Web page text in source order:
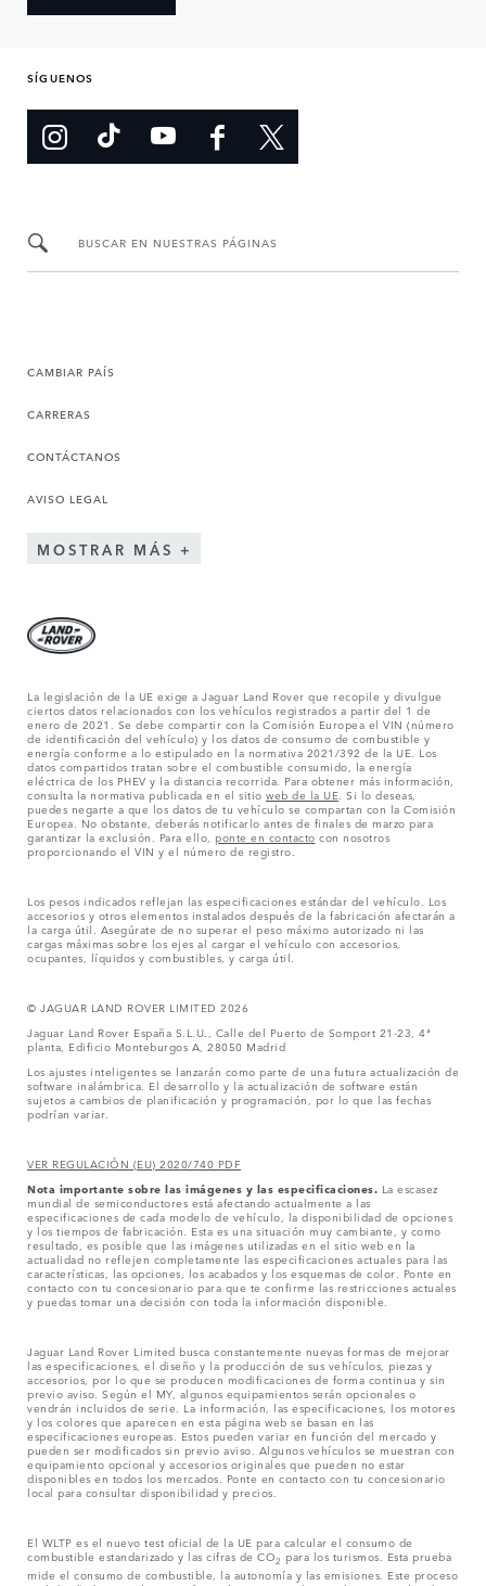
SÍGUENOS
BUSCAR EN NUESTRAS PÁGINAS
CAMBIAR PAÍS
CARRERAS
CONTÁCTANOS
AVISO LEGAL
MOSTRAR MÁS
La legislación de la UE exige a Jaguar Land Rover que recopile y divulgue
ciertos datos relacionados con los vehículos registrados a partir del 1 de
enero de 2021. Se debe compartir con la Comisión Europea el VIN (número
de identificación del vehículo) y los datos de consumo de combustible y
energía conforme a lo estipulado en la normativa 2021/392 de la UE. Los
datos compartidos tratan sobre el combustible consumido, la energía
eléctrica de los PHEV y la distancia recorrida. Para obtener más información,
consulta la normativa publicada en el sitio web de la UE . Si lo deseas,
puedes negarte a que los datos de tu vehículo se compartan con la Comisión
Europea. No obstante, deberás notificarlo antes de finales de marzo para
garantizar la exclusión. Para ello, ponte en contacto con nosotros
proporcionando el VIN y el número de registro.
Los pesos indicados reflejan las especificaciones estándar del vehículo. Los
accesorios y otros elementos instalados después de la fabricación afectarán a
la carga útil. Asegúrate de no superar el peso máximo autorizado ni las
cargas máximas sobre los ejes al cargar el vehículo con accesorios,
ocupantes, líquidos y combustibles, y carga útil.
© JAGUAR LAND ROVER LIMITED 2026
Jaguar Land Rover España S.L.U., Calle del Puerto de Somport 21-23, 4ª
planta, Edificio Monteburgos A, 28050 Madrid
Los ajustes inteligentes se lanzarán como parte de una futura actualización de
software inalámbrica. El desarrollo y la actualización de software están
sujetos a cambios de planificación y programación, por lo que las fechas
podrían variar.
VER REGULACIÓN (EU) 2020/740 PDF
Nota importante sobre las imágenes y las especificaciones. La escasez
mundial de semiconductores está afectando actualmente a las
especificaciones de cada modelo de vehículo, la disponibilidad de opciones
y los tiempos de fabricación. Esta es una situación muy cambiante, y como
resultado, es posible que las imágenes utilizadas en el sitio web en la
actualidad no reflejen completamente las especificaciones actuales para las
características, las opciones, los acabados y los esquemas de color. Ponte en
contacto con tu concesionario para que te confirme las restricciones actuales
y puedas tomar una decisión con toda la información disponible.
Jaguar Land Rover Limited busca constantemente nuevas formas de mejorar
las especificaciones, el diseño y la producción de sus vehículos, piezas y
accesorios, por lo que se producen modificaciones de forma continua y sin
previo aviso. Según el MY, algunos equipamientos serán opcionales o
vendrán incluidos de serie. La información, las especificaciones, los motores
y los colores que aparecen en esta página web se basan en las
especificaciones europeas. Estos pueden variar en función del mercado y
pueden ser modificados sin previo aviso. Algunos vehículos se muestran con
equipamiento opcional y accesorios originales que pueden no estar
disponibles en todos los mercados. Ponte en contacto con tu concesionario
local para consultar disponibilidad y precios.
El WLTP es el nuevo test oficial de la UE para calcular el consumo de
combustible estandarizado y las cifras de CO2 para los turismos. Esta prueba
mide el consumo de combustible, la autonomía y las emisiones. Este proceso